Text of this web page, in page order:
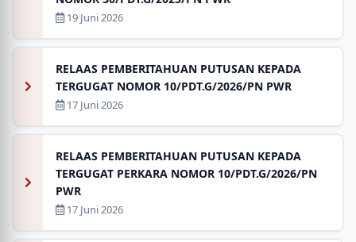
19 Juni 2026
RELAAS PEMBERITAHUAN PUTUSAN KEPADA
TERGUGAT NOMOR 10/PDT.G/2026/PN PWR
17 Juni 2026
RELAAS PEMBERITAHUAN PUTUSAN KEPADA
TERGUGAT PERKARA NOMOR 10/PDT.G/2026/PN
PWR
17 Juni 2026